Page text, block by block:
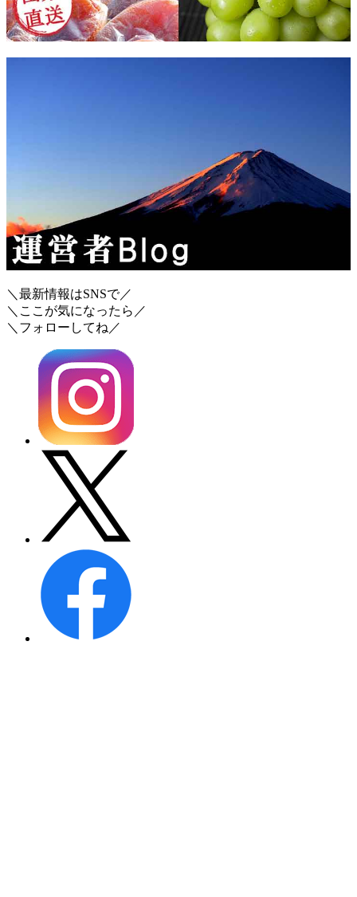
＼最新情報はSNSで／
＼ここが気になったら／
＼フォローしてね／